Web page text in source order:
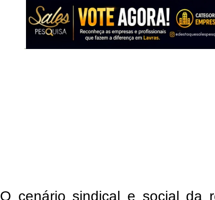
O cenário sindical e social da